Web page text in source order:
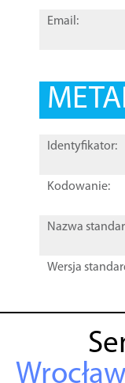
Email:
Identyfikator:
Kodowanie:
Nazwa
Wersja